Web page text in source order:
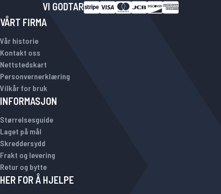
VI GODTAR
VÅRT FIRMA
Vår historie
Kontakt oss
Nettstedskart
Personvernerklæring
Vilkår for bruk
INFORMASJON
Størrelsesguide
Laget på mål
Skreddersydd
Frakt og levering
Retur og bytte
HER FOR Å HJELPE